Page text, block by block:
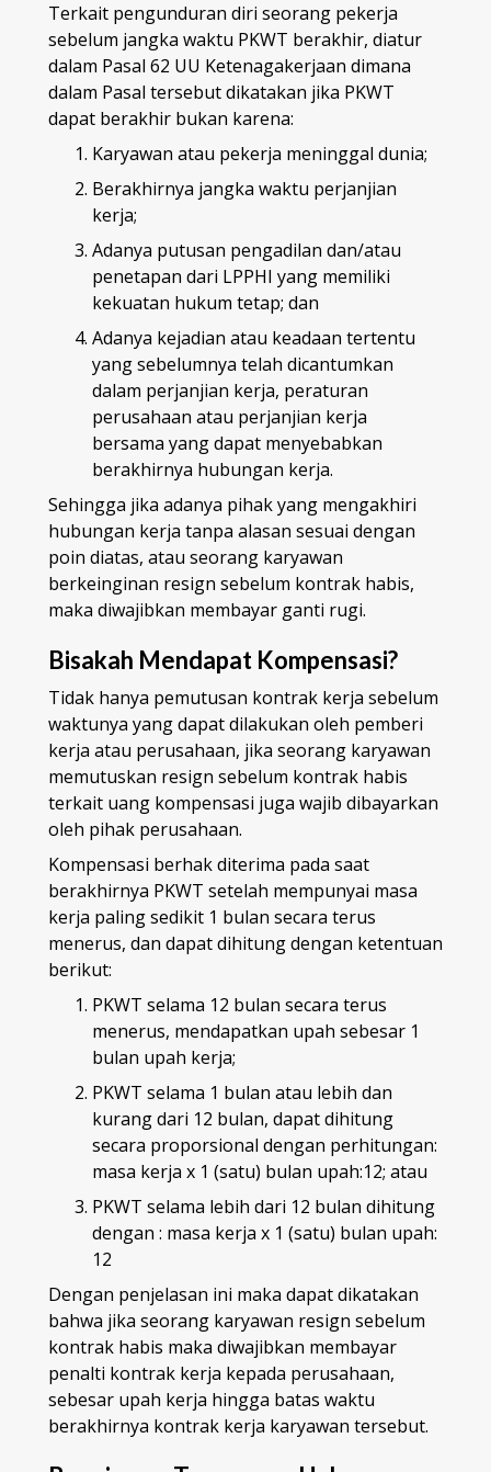
Terkait pengunduran diri seorang pekerja
sebelum jangka waktu PKWT berakhir, diatur
dalam Pasal 62 UU Ketenagakerjaan dimana
dalam Pasal tersebut dikatakan jika PKWT
dapat berakhir bukan karena:
Karyawan atau pekerja meninggal dunia;
Berakhirnya jangka waktu perjanjian
kerja;
Adanya putusan pengadilan dan/atau
penetapan dari LPPHI yang memiliki
kekuatan hukum tetap; dan
Adanya kejadian atau keadaan tertentu
yang sebelumnya telah dicantumkan
dalam perjanjian kerja, peraturan
perusahaan atau perjanjian kerja
bersama yang dapat menyebabkan
berakhirnya hubungan kerja.
Sehingga jika adanya pihak yang mengakhiri
hubungan kerja tanpa alasan sesuai dengan
poin diatas, atau seorang karyawan
berkeinginan resign sebelum kontrak habis,
maka diwajibkan membayar ganti rugi.
Bisakah Mendapat Kompensasi?
Tidak hanya pemutusan kontrak kerja sebelum
waktunya yang dapat dilakukan oleh pemberi
kerja atau perusahaan, jika seorang karyawan
memutuskan resign sebelum kontrak habis
terkait uang kompensasi juga wajib dibayarkan
oleh pihak perusahaan.
Kompensasi berhak diterima pada saat
berakhirnya PKWT setelah mempunyai masa
kerja paling sedikit 1 bulan secara terus
menerus, dan dapat dihitung dengan ketentuan
berikut:
PKWT selama 12 bulan secara terus
menerus, mendapatkan upah sebesar 1
bulan upah kerja;
PKWT selama 1 bulan atau lebih dan
kurang dari 12 bulan, dapat dihitung
secara proporsional dengan perhitungan:
masa kerja x 1 (satu) bulan upah:12; atau
PKWT selama lebih dari 12 bulan dihitung
dengan : masa kerja x 1 (satu) bulan upah:
12
Dengan penjelasan ini maka dapat dikatakan
bahwa jika seorang karyawan resign sebelum
kontrak habis maka diwajibkan membayar
penalti kontrak kerja kepada perusahaan,
sebesar upah kerja hingga batas waktu
berakhirnya kontrak kerja karyawan tersebut.